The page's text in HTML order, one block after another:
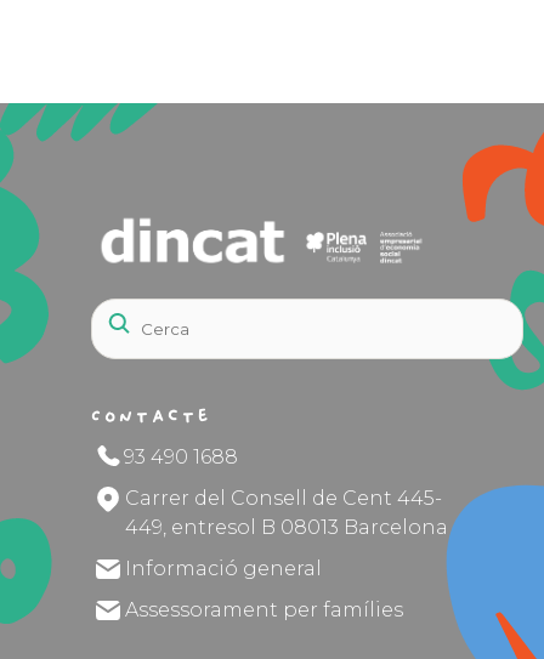
Contacte
93 490 1688
Carrer del Consell de Cent 445-
449, entresol B 08013 Barcelona
Informació general
Assessorament per famílies